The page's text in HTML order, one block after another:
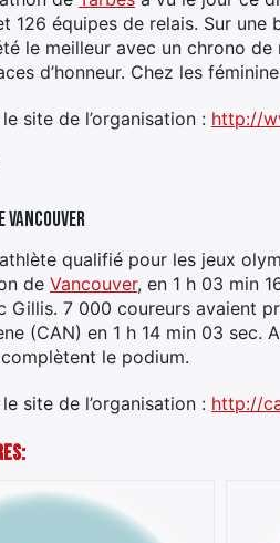
126 équipes de relais. Sur
le meilleur avec un chrono
d’honneur. Chez les
site de l’organisation : http://
Vancouver
qualifié pour les jeux
de Vancouver, en 1 h 03 min
Gillis. 7 000 coureurs avaient
(CAN) en 1 h 14 min 03 sec.
le podium.
site de l’organisation : http://